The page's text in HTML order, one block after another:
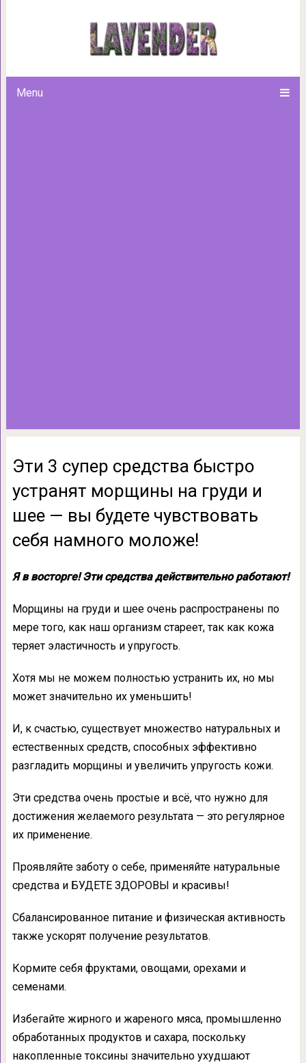
Menu
Эти 3 супер средства
шее — вы будете
Эти 3 супер средства быстро
устранят морщины на груди и
шее — вы будете чувствовать
себя намного моложе!
Я в восторге! Эти средства действительно работают!
Морщины на груди и шее очень распространены по
мере того, как наш организм стареет, так как кожа
теряет эластичность и упругость.
Хотя мы не можем полностью устранить их, но мы
может значительно их уменьшить!
И, к счастью, существует множество натуральных и
естественных средств, способных эффективно
разгладить морщины и увеличить упругость кожи.
Эти средства очень простые и всё, что нужно для
достижения желаемого результата — это регулярное
их применение.
Проявляйте заботу о себе, применяйте натуральные
средства и БУДЕТЕ ЗДОРОВЫ и красивы!
Сбалансированное питание и физическая активность
также ускорят получение результатов.
Кормите себя фруктами, овощами, орехами и
семенами.
Избегайте жирного и жареного мяса, промышленно
обработанных продуктов и сахара, поскольку
накопленные токсины значительно ухудшают